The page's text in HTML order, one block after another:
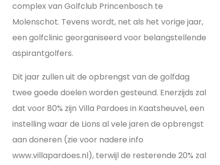
complex van Golfclub Princenbosch te
Molenschot. Tevens wordt, net als het vorige jaar,
een golfclinic georganiseerd voor belangstellende
aspirantgolfers.
Dit jaar zullen uit de opbrengst van de golfdag
twee goede doelen worden gesteund. Enerzijds zal
dat voor 80% zijn Villa Pardoes in Kaatsheuvel, een
instelling waar de Lions al vele jaren de opbrengst
aan doneren (zie voor nadere info
www.villapardoes.nl), terwijl de resterende 20% zal